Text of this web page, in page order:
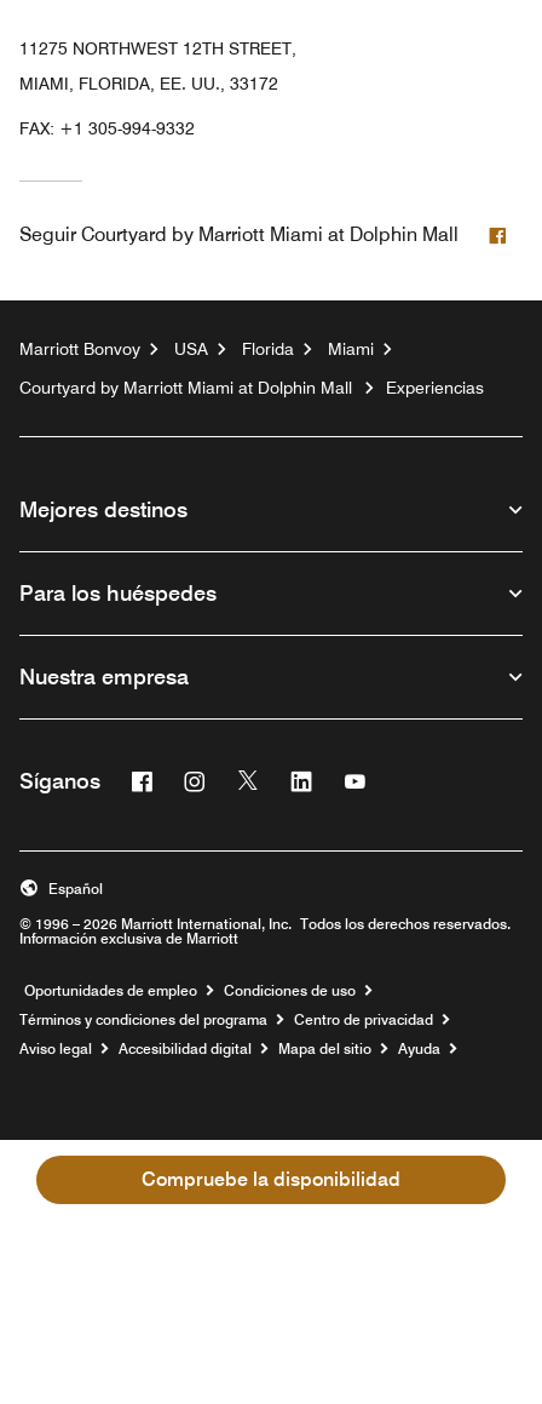
Compruebe la disponibilidad
11275 NORTHWEST 12TH STREET,
MIAMI, FLORIDA, EE. UU., 33172
FAX: +1 305-994-9332
Seguir Courtyard by Marriott Miami at Dolphin Mall
Marriott Bonvoy USA Florida
Miami
Courtyard by Marriott Miami at Dolphin Mall
Experiencias
Mejores destinos
Para los huéspedes
Nuestra empresa
Síganos Facebook
Abre una ventana nueva
Instagram
Abre una ventana nueva
Twitter
Abre una ventana nueva
Linkedin
Abre una ventana nueva
Abre una ventana
© 1996 – 2026 Marriott International, Inc. Todos los derechos reservados.
Información exclusiva de Marriott
Español
Oportunidades de empleo Abre una ventana nueva
Condiciones de uso
Términos y condiciones del programa
Centro de privacidad
Aviso legal
Accesibilidad digital Mapa del sitio Ayuda